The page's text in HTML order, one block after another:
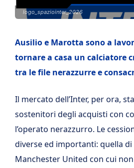
logo_spaziointer_2026
Ausilio e Marotta sono a
tornare a casa un calciatore
tra le file nerazzurre e
Il mercato dell’Inter, per ora,
sostenitori degli acquisti con
l’operato nerazzurro. Le
diverse ed importanti: quella di
Manchester United con cui